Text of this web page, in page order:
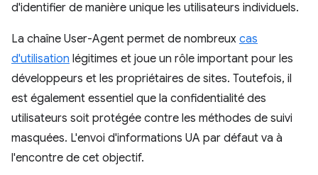
d'identifier de manière unique les utilisateurs individuels.
La chaîne User-Agent permet de nombreux cas
d'utilisation légitimes et joue un rôle important pour les
développeurs et les propriétaires de sites. Toutefois, il
est également essentiel que la confidentialité des
utilisateurs soit protégée contre les méthodes de suivi
masquées. L'envoi d'informations UA par défaut va à
l'encontre de cet objectif.